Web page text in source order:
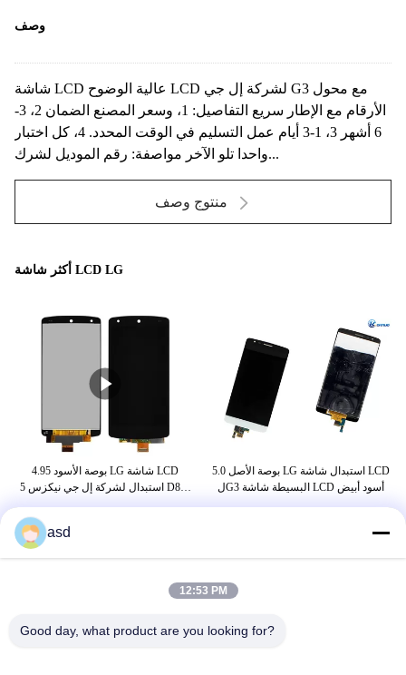
وصف
شاشة LCD عالية الوضوح LCD لشركة إل جي G3 مع محول
الأرقام مع الإطار سريع التفاصيل: 1، وسعر المصنع الضمان 2، 3-
6 أشهر 3، 1-3 أيام عمل التسليم في الوقت المحدد. 4، كل اختبار
واحدا تلو الآخر مواصفة: رقم الموديل لشرك...
منتوج وصف
أكثر شاشة LCD LG
4.95 بوصة الأسود LG شاشة LCD
استبدال لشركة إل جي نيكزس 5 D820
5.0 بوصة الأصل LG استبدال شاشة LCD
لG3 البسيطة شاشة LCD أسود أبيض
بطاقة
asd
12:53 PM
Good day, what product are you looking for?